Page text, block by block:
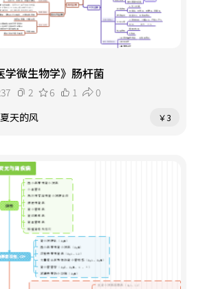
学微生物学》肠杆菌
2 6 1
0
夏天的风
￥3